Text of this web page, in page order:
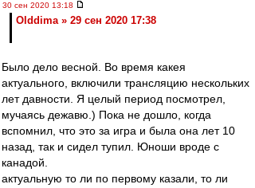
30 сен 2020 13:18
Olddima » 29 сен 2020 17:38
Было дело весной. Во время какея
актуального, включили трансляцию нескольких
лет давности. Я целый период посмотрел,
мучаясь дежавю.) Пока не дошло, когда
вспомнил, что это за игра и была она лет 10
назад, так и сидел тупил. Юноши вроде с
канадой.
актуальную то ли по первому казали, то ли